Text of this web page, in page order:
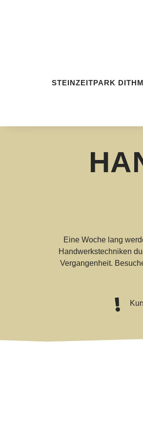
STEINZEITPARK
Eine Woche lang
Handwerkstechniken
Vergangenheit.